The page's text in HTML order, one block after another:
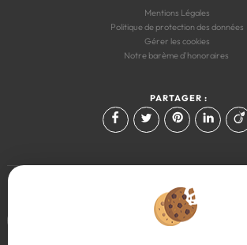
Mentions Légales
Politique de protection des données
Gérer les cookies
Notre barème d'honoraires
PARTAGER :
Afin de vous offrir un confort de lecture
votre tablette ou votre smartphone,